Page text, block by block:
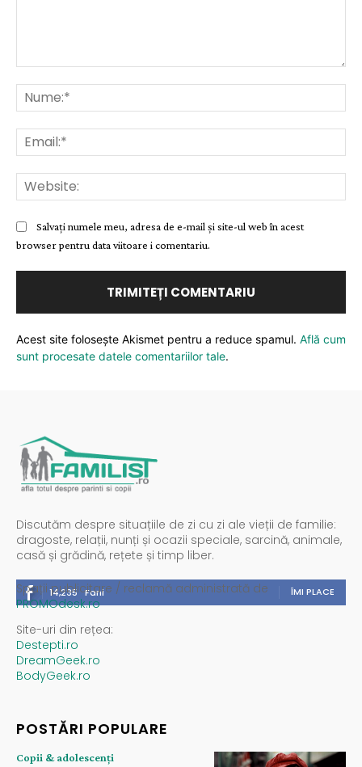
Salvați numele meu, adresa de e-mail și site-ul web în acest
browser pentru data viitoare i comentariu.
Acest site folosește Akismet pentru a reduce spamul. Află cum
sunt procesate datele comentariilor tale.
Discutăm despre situațiile de zi cu zi ale vieții de familie:
dragoste, relații, nunți și ocazii speciale, sarcină, animale,
casă și grădină, rețete și timp liber.
14,235 Fani ÎMI PLACE
Spații publicitare / reclamă administrată de
PROMOdesk.ro
Site-uri din rețea:
Destepti.ro
DreamGeek.ro
BodyGeek.ro
POSTĂRI POPULARE
Copii & adolescenți